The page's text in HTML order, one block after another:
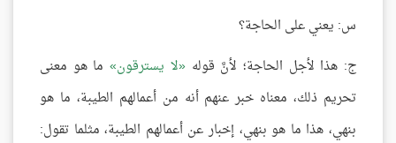
س: يعني على الحاجة؟
ج: هذا لأجل الحاجة؛ لأنَّ قوله لا يسترقون ما هو معنى
تحريم ذلك، معناه خبر عنهم أنه من أعمالهم الطيبة، ما هو
بنهي، هذا ما هو بنهي، إخبار عن أعمالهم الطيبة، مثلما تقول: